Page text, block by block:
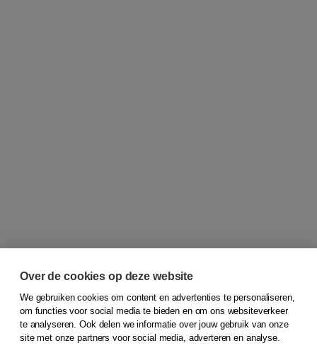
© 2026Koninklijke Boom uitgevers
Over de cookies op deze website
We gebruiken cookies om content en advertenties te personaliseren,
om functies voor social media te bieden en om ons websiteverkeer
te analyseren. Ook delen we informatie over jouw gebruik van onze
site met onze partners voor social media, adverteren en analyse.